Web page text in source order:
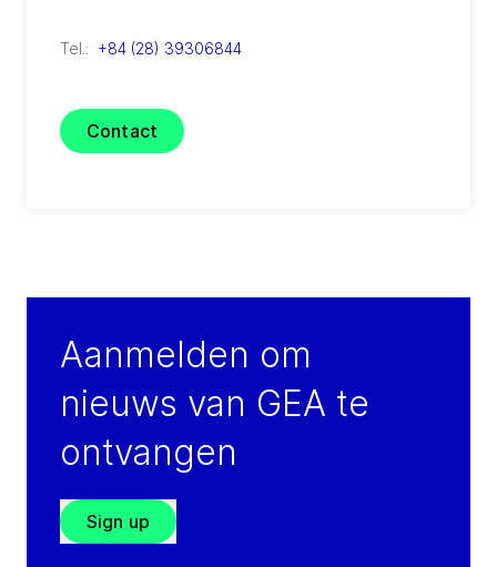
Tel.: +84 (28) 39306844
Contact
Aanmelden om
nieuws van GEA te
ontvangen
Sign up